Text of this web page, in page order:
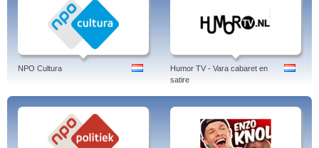
NPO Cultura
Humor TV - Vara cabaret en
satire